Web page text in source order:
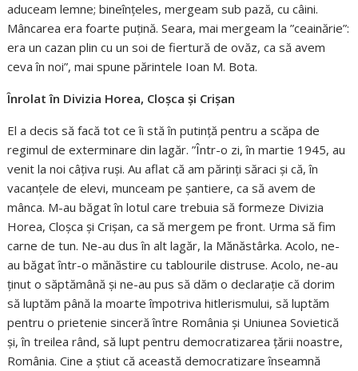
aduceam lemne; bineînțeles, mergeam sub pază, cu câini.
Mâncarea era foarte puțină. Seara, mai mergeam la ”ceainărie”:
era un cazan plin cu un soi de fiertură de ovăz, ca să avem
ceva în noi”, mai spune părintele Ioan M. Bota.
Înrolat în Divizia Horea, Cloșca și Crișan
El a decis să facă tot ce îi stă în putință pentru a scăpa de
regimul de exterminare din lagăr. ”Într-o zi, în martie 1945, au
venit la noi câțiva ruși. Au aflat că am părinți săraci și că, în
vacanțele de elevi, munceam pe șantiere, ca să avem de
mânca. M-au băgat în lotul care trebuia să formeze Divizia
Horea, Cloșca și Crișan, ca să mergem pe front. Urma să fim
carne de tun. Ne-au dus în alt lagăr, la Mănăstârka. Acolo, ne-
au băgat într-o mănăstire cu tablourile distruse. Acolo, ne-au
ținut o săptămână și ne-au pus să dăm o declarație că dorim
să luptăm până la moarte împotriva hitlerismului, să luptăm
pentru o prietenie sinceră între România și Uniunea Sovietică
și, în treilea rând, să lupt pentru democratizarea țării noastre,
România. Cine a știut că această democratizare înseamnă